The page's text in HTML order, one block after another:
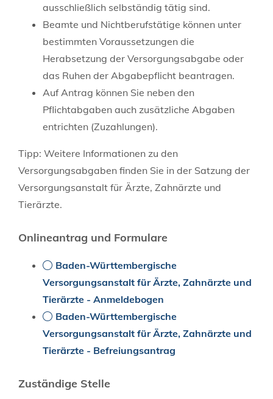
ausschließlich selbständig tätig sind.
Beamte und Nichtberufstätige können unter
bestimmten Voraussetzungen die
Herabsetzung der Versorgungsabgabe oder
das Ruhen der Abgabepflicht beantragen.
Auf Antrag können Sie neben den
Pflichtabgaben auch zusätzliche Abgaben
entrichten (Zuzahlungen).
Tipp: Weitere Informationen zu den
Versorgungsabgaben finden Sie in der Satzung der
Versorgungsanstalt für Ärzte, Zahnärzte und
Tierärzte.
Onlineantrag und Formulare
Baden-Württembergische
Versorgungsanstalt für Ärzte, Zahnärzte und
Tierärzte - Anmeldebogen
Baden-Württembergische
Versorgungsanstalt für Ärzte, Zahnärzte und
Tierärzte - Befreiungsantrag
Zuständige Stelle